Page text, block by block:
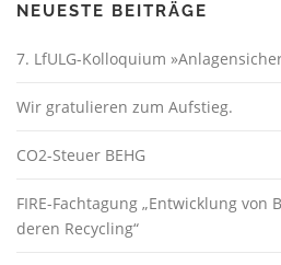
NEUESTE BEITRÄGE
7. LfULG-Kolloquium
Wir gratulieren zum Aufstieg.
CO2-Steuer BEHG
FIRE-Fachtagung „Entwicklung von
deren Recycling“